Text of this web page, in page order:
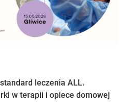
leczenia ALL.
w terapii i opiece domowej